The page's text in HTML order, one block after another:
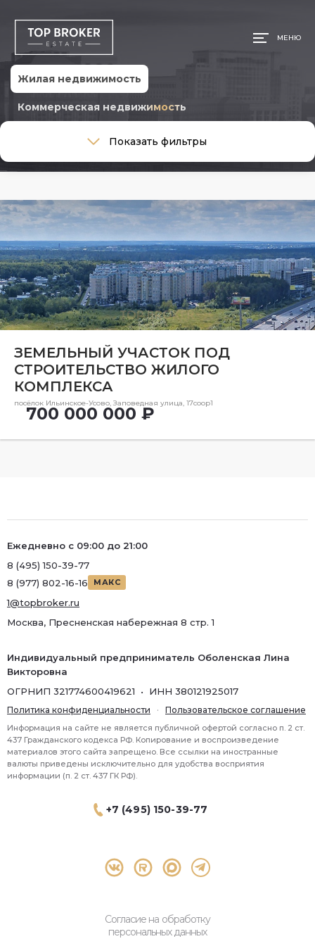
МЕНЮ
Жилая недвижимость
Коммерческая недвижимость
Тип сделки
Тип недвижимости
Общая площадь, м
Ремонт
Ремонт
Район
Район
Метро
Метро
Показать фильтры
ЗЕМЕЛЬНЫЙ УЧАСТОК ПОД
СТРОИТЕЛЬСТВО ЖИЛОГО
КОМПЛЕКСА
посёлок Ильинское-Усово, Заповедная улица, 17соор1
700 000 000 ₽
+7 (495) 150-39-77
Согласие на обработку
персональных данных
Ежедневно с 09:00 до 21:00
8 (495) 150-39-77
8 (977) 802-16-16
МАКС
1@topbroker.ru
Москва, Пресненская набережная 8 стр. 1
Индивидуальный предприниматель Оболенская Лина
Викторовна
ОГРНИП 321774600419621 • ИНН 380121925017
Политика конфиденциальности · Пользовательское соглашение
Информация на сайте не является публичной офертой согласно п. 2 ст.
437 Гражданского кодекса РФ. Копирование и воспроизведение
материалов этого сайта запрещено. Все ссылки на иностранные
валюты приведены исключительно для удобства восприятия
информации (п. 2 ст. 437 ГК РФ).